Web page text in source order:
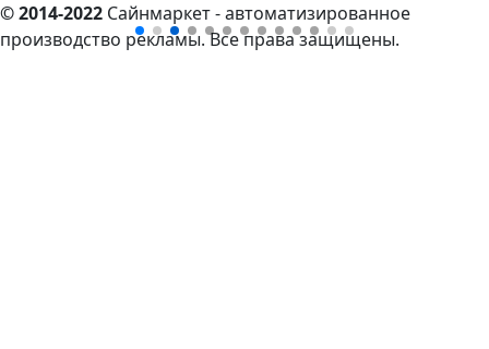
© 2014-2022 Сайнмаркет - автоматизированное
производство рекламы. Все права защищены.